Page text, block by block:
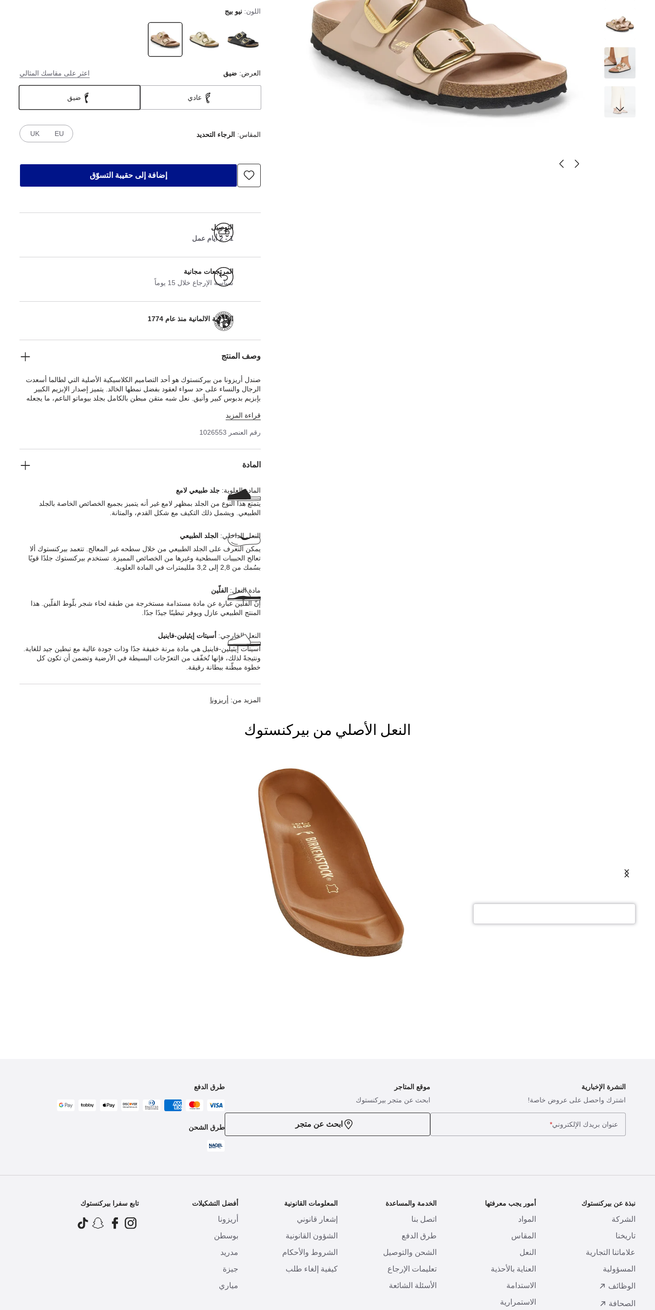
اللون:نيو بيج
العرض: ضيق اعثر على مقاسك المثالي
عادي ضيق
المقاس: الرجاء التحديد EU
UK
إضافة إلى حقيبة التسوّق
التوصيل
1 - 2 أيام عمل
المرتجعات مجانية
سياسة الإرجاع خلال 15 يوماً
الحرفية الالمانية منذ عام 1774
وصف المنتج
صندل أريزونا من بيركنستوك هو أحد التصاميم الكلاسيكية الأصلية التي لطالما أسعدت
الرجال والنساء على حد سواء لعقود بفضل نمطها الخالد. يتميز إصدار الإبزيم الكبير
بإبزيم بدبوس كبير وأنيق. نعل شبه متقن مبطن بالكامل بجلد بيوماتو الناعم، ما يجعله
بطبقة لامعة برّاقة.
قراءة المزيد
رقم العنصر 1026553
المادة
المادة العلوية:جلد طبيعي لامع
يتمتع هذا النوع من الجلد بمظهر لامع غير أنه يتميز بجميع الخصائص الخاصة بالجلد
الطبيعي. ويشمل ذلك التكيف مع شكل القدم، والمتانة.
النعل الداخلي: الجلد الطبيعي
يمكن التعرف على الجلد الطبيعي من خلال سطحه غير المعالج. تتعمد بيركنستوك ألا
تعالج الحبيبات السطحية وغيرها من الخصائص المميزة. تستخدم بيركنستوك جلدًا قويًا
بسُمك من 2,8 إلى 3,2 ملليمترات في المادة العلوية.
مادة النعل: الفلّين
إنّ الفلّين عبارة عن مادة مستدامة مستخرجة من طبقة لحاء شجر بلّوط الفلّين. هذا
المنتج الطبيعي عازل ويوفر تبطينًا جيدًا جدًا.
النعل الخارجي: أسيتات إيثيلين-فاينيل
أسيتات إيثيلين-فاينيل هي مادة مرنة خفيفة جدًا وذات جودة عالية مع تبطين جيد للغاية.
ونتيجةً لذلك، فإنها تُخفّف من التعرّجات البسيطة في الأرضية وتضمن أن تكون كل
خطوة مبطّنة ببطانة رقيقة.
المزيد من: أريزونا
النعل الأصلي من بيركنستوك
النشرة الإخبارية
اشترك واحصل على عروض خاصة!
عنوان بريدك الإلكتروني*
موقع المتاجر
ابحث عن متجر بيركنستوك
ابحث عن متجر
طرق الدفع
طرق الشحن
نبذة عن بيركنستوك
الشركة
تاريخنا
علاماتنا التجارية
المسؤولية
الوظائف
الصحافة
أمور يجب معرفتها
المواد
المقاس
النعل
العناية بالأحذية
الاستدامة
الاستمرارية
الخدمة والمساعدة
اتصل بنا
طرق الدفع
الشحن والتوصيل
تعليمات الإرجاع
الأسئلة الشائعة
المعلومات القانونية
إشعار قانوني
الشؤون القانونية
الشروط والأحكام
كيفية إلغاء طلب
أفضل التشكيلات
أريزونا
بوسطن
مدريد
جيزة
مياري
تابع سفرا بيركنستوك